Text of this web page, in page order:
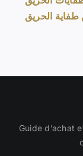
الحريق
Guide d’achat